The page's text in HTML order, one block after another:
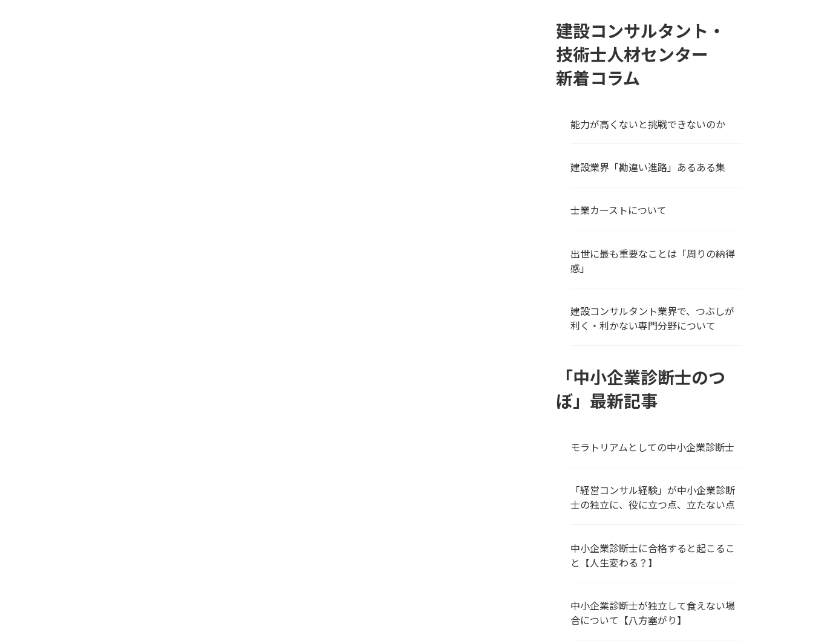
建設コンサルタント・
技術士人材センター
新着コラム
能力が高くないと挑戦できないのか
建設業界「勘違い進路」あるある集
士業カーストについて
出世に最も重要なことは「周りの納得
感」
建設コンサルタント業界で、つぶしが
利く・利かない専門分野について
「中小企業診断士のつ
ぼ」最新記事
モラトリアムとしての中小企業診断士
「経営コンサル経験」が中小企業診断
士の独立に、役に立つ点、立たない点
中小企業診断士に合格すると起こるこ
と【人生変わる？】
中小企業診断士が独立して食えない場
合について【八方塞がり】